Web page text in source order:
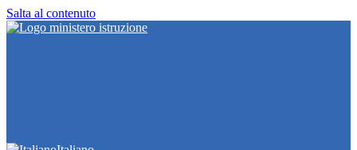
Salta al contenuto